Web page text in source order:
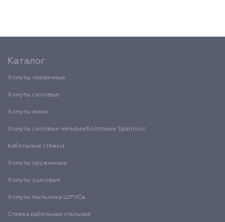
Каталог
Хомуты червячные
Хомуты силовые
Хомуты мини
Хомуты силовые четырехболтовые Spannloc
Кабельные стяжки
Хомуты пружинные
Хомуты ушковые
Хомуты пыльника ШРУСа
Стяжка кабельная стальная